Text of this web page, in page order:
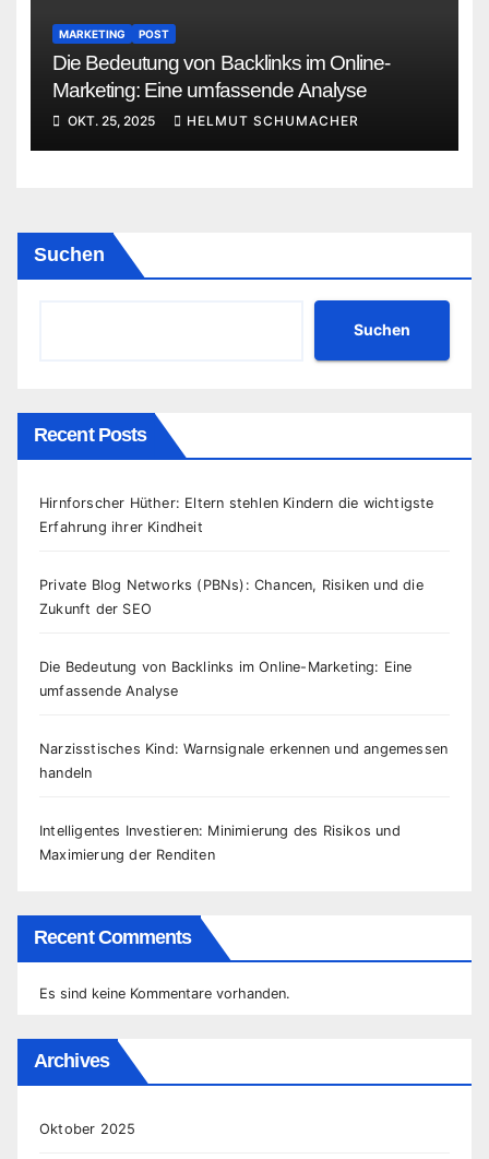
MARKETING POST
Die Bedeutung von Backlinks im Online-
Marketing: Eine umfassende Analyse
OKT. 25, 2025 HELMUT SCHUMACHER
Suchen
Suchen
Recent Posts
Hirnforscher Hüther: Eltern stehlen Kindern die wichtigste
Erfahrung ihrer Kindheit
Private Blog Networks (PBNs): Chancen, Risiken und die
Zukunft der SEO
Die Bedeutung von Backlinks im Online-Marketing: Eine
umfassende Analyse
Narzisstisches Kind: Warnsignale erkennen und angemessen
handeln
Intelligentes Investieren: Minimierung des Risikos und
Maximierung der Renditen
Recent Comments
Es sind keine Kommentare vorhanden.
Archives
Oktober 2025